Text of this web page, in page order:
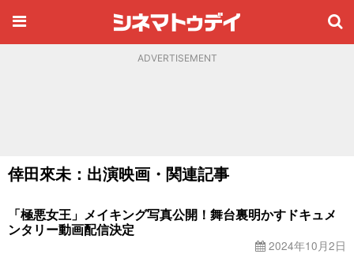
ADVERTISEMENT
倖田來未：出演映画・関連記事
「極悪女王」メイキング写真公開！舞台裏明かすドキュメ
ンタリー動画配信決定
2024年10月2日